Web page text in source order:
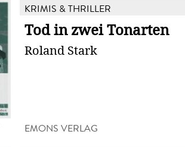
KRIMIS & THRILLER
Tod in zwei Tonarten
Roland Stark
EMONS VERLAG